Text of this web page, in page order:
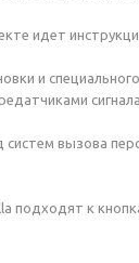
идет
и
сигнала.
вызова
подходят к